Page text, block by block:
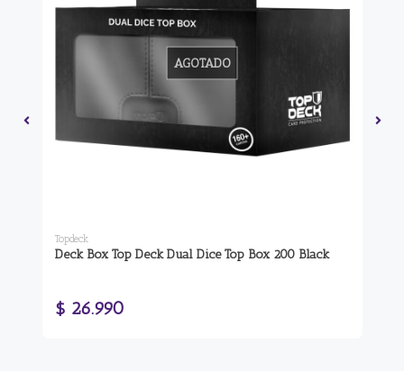
AGOTADO
Topdeck
Deck Box Top Deck Dual Dice Top Box 200 Black
$ 26.990